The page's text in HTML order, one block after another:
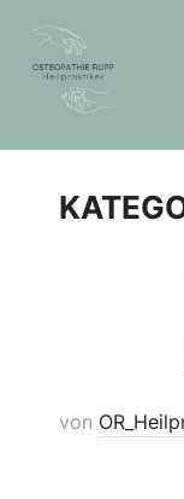
Inhalt
springen
von